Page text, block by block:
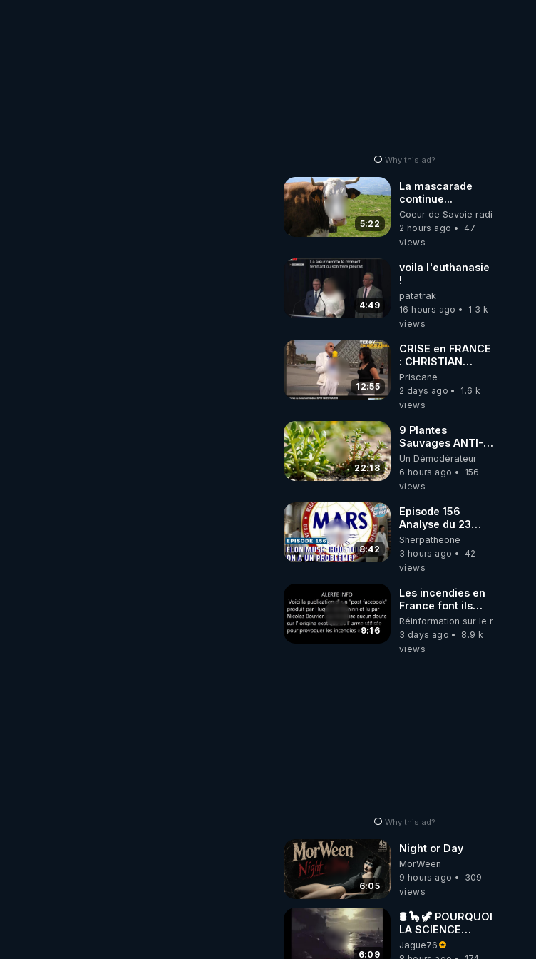
Why this ad?
5:22
La mascarade
continue...
Coeur de Savoie radioweb TV
2 hours ago
47
views
4:49
voila l'euthanasie
!
patatrak
16 hours ago
1.3 k
views
12:55
CRISE en FRANCE
: CHRISTIAN
COTTEN FAIT une
étrange
découverte
Priscane
2 days ago
1.6 k
views
22:18
9 Plantes
Sauvages ANTI-
FAMINE: ces
Ressources
Haies
Un Démodérateur
6 hours ago
156
views
8:42
Episode 156
Analyse du 23
février 2025 Elon
Musk : Houston ,
on a un problème
Sherpatheone
3 hours ago
42
views
9:16
Les incendies en
France font ils
partie d' un plan
qui aurait débuté
le 11 septembre
Réinformation sur le monde
3 days ago
8.9 k
views
Why this ad?
6:05
Night or Day
MorWeen
9 hours ago
309
views
6:09
🛢 🦕 🦖 POURQUOI
LA SCIENCE
OFFICIELLE NE
CONNAÎT-ELLE
Jague76